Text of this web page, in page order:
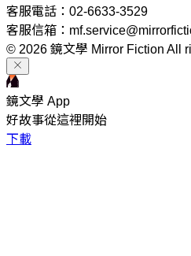
客服電話：02-6633-3529
客服信箱：
© 2026 鏡文學 Mirror Fiction All
鏡文學 App
好故事從這裡開始
下載